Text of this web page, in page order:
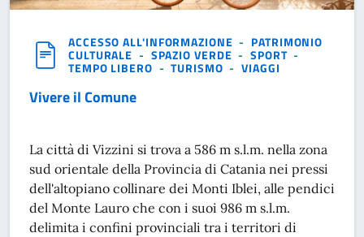
ACCESSO ALL'INFORMAZIONE - PATRIMONIO
CULTURALE - SPAZIO VERDE - SPORT -
TEMPO LIBERO -TURISMO -VIAGGI
Vivere il Comune
La città di Vizzini si trova a 586 m s.l.m. nella zona
sud orientale della Provincia di Catania nei pressi
dell'altopiano collinare dei Monti Iblei, alle pendici
del Monte Lauro che con i suoi 986 m s.l.m.
delimita i confini provinciali tra i territori di